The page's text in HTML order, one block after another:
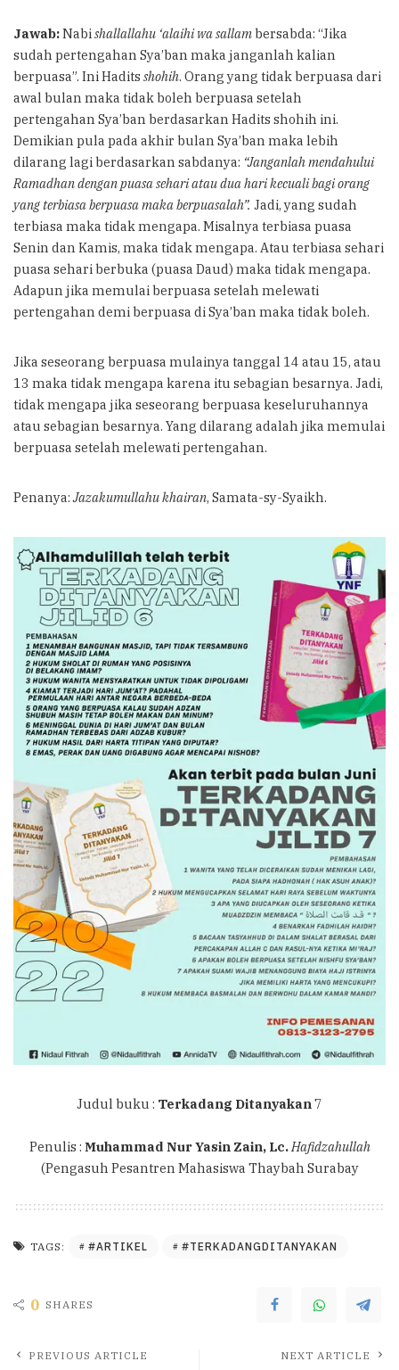
Jawab:Nabishallallahu ‘alaihi wa sallambersabda: “Jika
sudah pertengahan Sya’ban maka janganlah kalian
berpuasa”. Ini Hadits shohih. Orang yang tidak berpuasa dari
awal bulan maka tidak boleh berpuasa setelah
pertengahan Sya’ban berdasarkan Hadits shohih ini.
Demikian pula pada akhir bulan Sya’ban maka lebih
dilarang lagi berdasarkan sabdanya: “Janganlah mendahului
Ramadhan dengan puasa sehari atau dua hari kecuali bagi orang
yang terbiasa berpuasa maka berpuasalah”. Jadi, yang sudah
terbiasa maka tidak mengapa. Misalnya terbiasa puasa
Senin dan Kamis, maka tidak mengapa. Atau terbiasa sehari
puasa sehari berbuka (puasa Daud) maka tidak mengapa.
Adapun jika memulai berpuasa setelah melewati
pertengahan demi berpuasa di Sya’ban maka tidak boleh.
Jika seseorang berpuasa mulainya tanggal 14 atau 15, atau
13 maka tidak mengapa karena itu sebagian besarnya. Jadi,
tidak mengapa jika seseorang berpuasa keseluruhannya
atau sebagian besarnya. Yang dilarang adalah jika memulai
berpuasa setelah melewati pertengahan.
Penanya:Jazakumullahu khairan, Samata-sy-Syaikh.
Judul buku : Terkadang Ditanyakan7
Penulis : Muhammad Nur Yasin Zain, Lc.Hafidzahullah
(Pengasuh Pesantren Mahasiswa Thaybah Surabay
TAGS: #ARTIKEL #TERKADANGDITANYAKAN
0 SHARES
PREVIOUS ARTICLE NEXT ARTICLE